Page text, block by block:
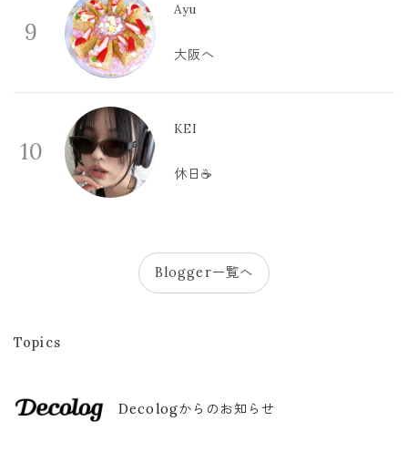
9
Ayu
大阪へ
10
KEI
休日☕️
Blogger一覧へ
Topics
Decologからのお知らせ